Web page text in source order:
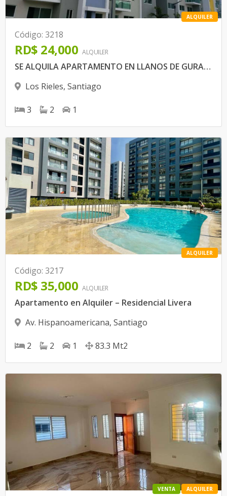
ALQUILER
Código: 3218
RD$ 24,000 ALQUILER
SE ALQUILA APARTAMENTO EN LLANOS DE GURABO RESIDENCIAL CON PISCINA
Los Rieles, Santiago
3 2 1
ALQUILER
Código: 3217
RD$ 35,000 ALQUILER
Apartamento en Alquiler – Residencial Livera
Av. Hispanoamericana, Santiago
2 2 1 83.3 Mt2
VENTA ALQUILER